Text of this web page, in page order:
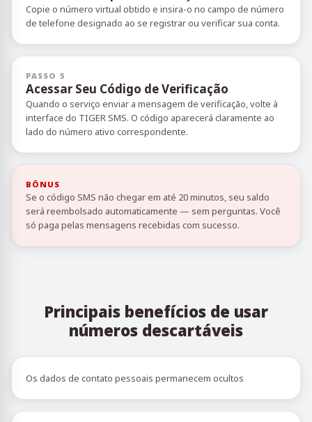
Copie o número virtual obtido e insira-o no campo de número
de telefone designado ao se registrar ou verificar sua conta.
PASSO 5
Acessar Seu Código de Verificação
Quando o serviço enviar a mensagem de verificação, volte à
interface do TIGER SMS. O código aparecerá claramente ao
lado do número ativo correspondente.
BÔNUS
Se o código SMS não chegar em até 20 minutos, seu saldo
será reembolsado automaticamente — sem perguntas. Você
só paga pelas mensagens recebidas com sucesso.
Principais benefícios de usar
números descartáveis
Os dados de contato pessoais permanecem ocultos